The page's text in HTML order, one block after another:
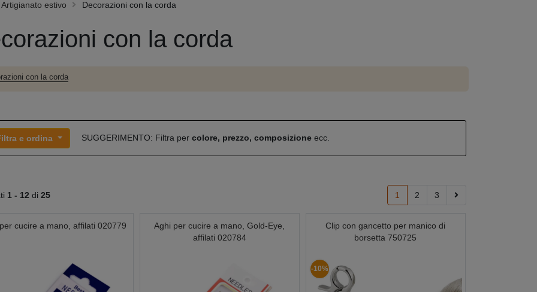
Artigianato estivo Decorazioni con la corda
con la corda
con la corda
e ordina SUGGERIMENTO: Filtra per colore, prezzo, composizioneecc.
1 - 12 di 25 1 2 3
cucire a mano, affilati 020779
Aghi per cucire a mano, Gold-Eye,
affilati 020784
Clip con gancetto per manico di
borsetta 750725
-10%